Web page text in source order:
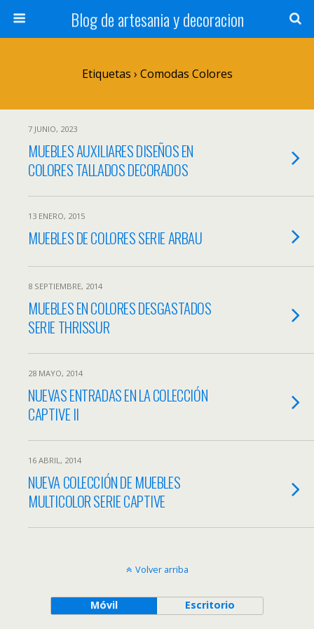
Blog de artesania y decoracion
Etiquetas › Comodas Colores
7 JUNIO, 2023
MUEBLES AUXILIARES DISEÑOS EN
COLORES TALLADOS DECORADOS
13 ENERO, 2015
MUEBLES DE COLORES SERIE ARBAU
8 SEPTIEMBRE, 2014
MUEBLES EN COLORES DESGASTADOS
SERIE THRISSUR
28 MAYO, 2014
NUEVAS ENTRADAS EN LA COLECCIÓN
CAPTIVE II
16 ABRIL, 2014
NUEVA COLECCIÓN DE MUEBLES
MULTICOLOR SERIE CAPTIVE
Volver arriba
Móvil Escritorio